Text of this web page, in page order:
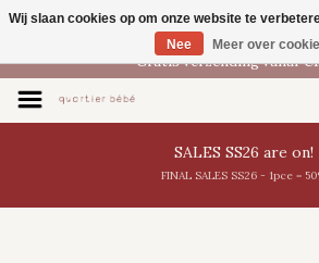
NL
Gratis verzending vanaf
SALES SS26 are on!
FINAL SALES SS26 - 1pce =
Wij slaan cookies op om onze website te
Nee
Meer over